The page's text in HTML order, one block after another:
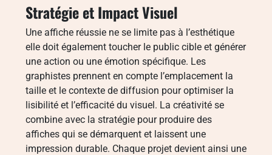
Stratégie et Impact Visuel
Une affiche réussie ne se limite pas à l’esthétique
elle doit également toucher le public cible et générer
une action ou une émotion spécifique. Les
graphistes prennent en compte l’emplacement la
taille et le contexte de diffusion pour optimiser la
lisibilité et l’efficacité du visuel. La créativité se
combine avec la stratégie pour produire des
affiches qui se démarquent et laissent une
impression durable. Chaque projet devient ainsi une